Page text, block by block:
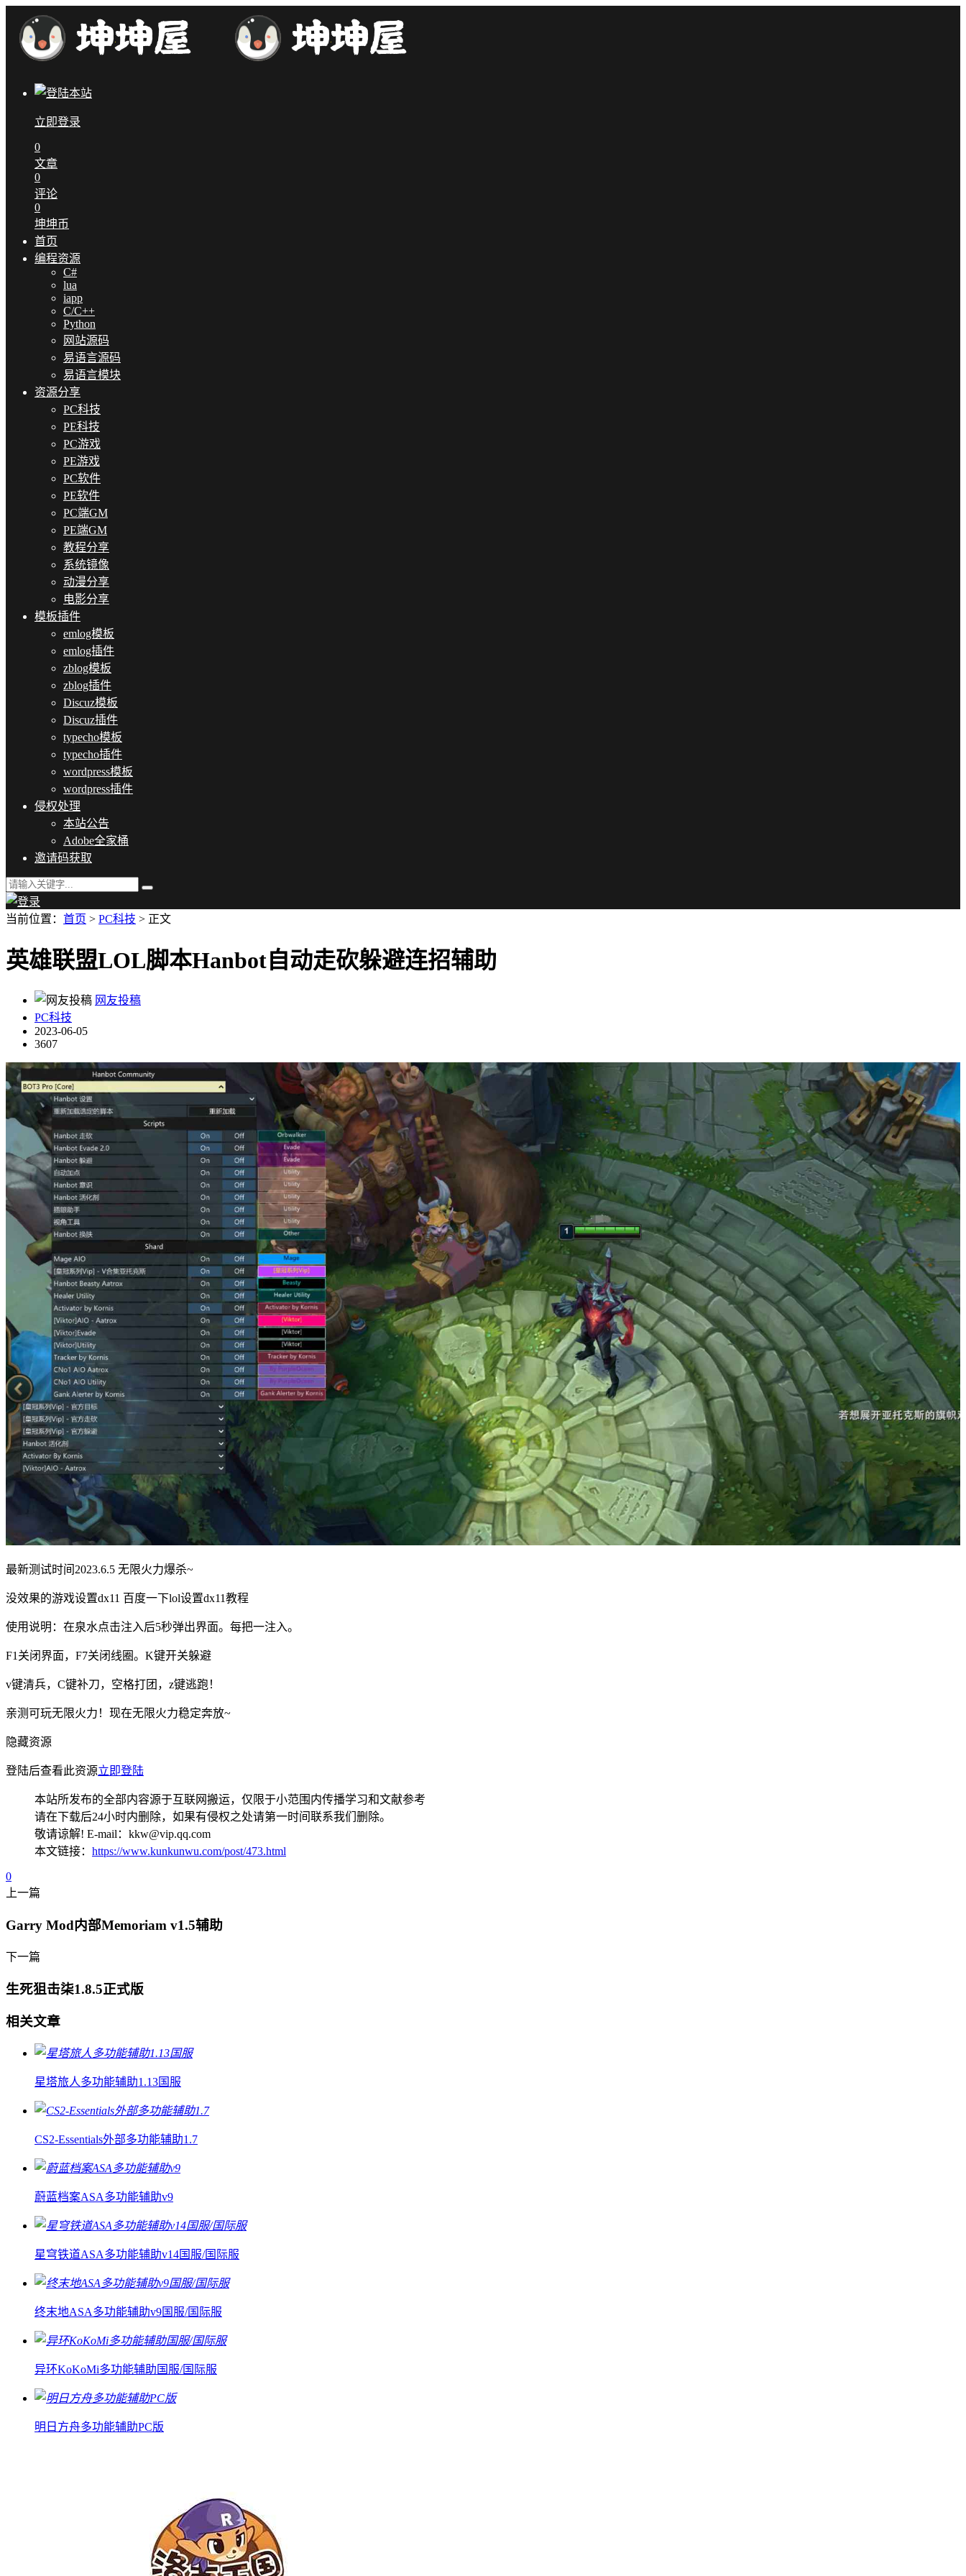
立即登录
0
文章
0
评论
0
坤坤币
首页
编程资源
C#
lua
iapp
C/C++
Python
网站源码
易语言源码
易语言模块
资源分享
PC科技
PE科技
PC游戏
PE游戏
PC软件
PE软件
PC端GM
PE端GM
教程分享
系统镜像
动漫分享
电影分享
模板插件
emlog模板
emlog插件
zblog模板
zblog插件
Discuz模板
Discuz插件
typecho模板
typecho插件
wordpress模板
wordpress插件
侵权处理
本站公告
Adobe全家桶
邀请码获取
当前位置： 首页 > PC科技 > 正文
英雄联盟LOL脚本Hanbot自动走砍躲避连招辅助
网友投稿
PC科技
2023-06-05
3607
最新测试时间2023.6.5 无限火力爆杀~
没效果的游戏设置dx11 百度一下lol设置dx11教程
使用说明：在泉水点击注入后5秒弹出界面。每把一注入。
F1关闭界面，F7关闭线圈。K键开关躲避
v键清兵，C键补刀，空格打团，z键逃跑！
亲测可玩无限火力！现在无限火力稳定奔放~
隐藏资源
登陆后查看此资源立即登陆
本站所发布的全部内容源于互联网搬运，仅限于小范围内传播学习和文献参考
请在下载后24小时内删除，如果有侵权之处请第一时间联系我们删除。
敬请谅解! E-mail：kkw@vip.qq.com
本文链接： https://www.kunkunwu.com/post/473.html
0
上一篇
Garry Mod内部Memoriam v1.5辅助
下一篇
生死狙击柒1.8.5正式版
相关文章
星塔旅人多功能辅助1.13国服
CS2-Essentials外部多功能辅助1.7
蔚蓝档案ASA多功能辅助v9
星穹铁道ASA多功能辅助v14国服/国际服
终末地ASA多功能辅助v9国服/国际服
异环KoKoMi多功能辅助国服/国际服
明日方舟多功能辅助PC版